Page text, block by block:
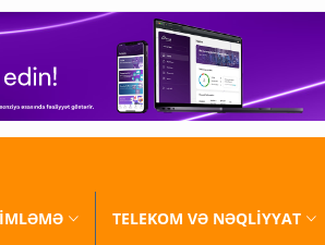
TELEKOM VƏ NƏQLİYYAT